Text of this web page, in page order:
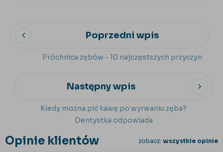
Poprzedni wpis
Próchnica zębów - 10 najczęstszych przyczyn
Następny wpis
Kiedy można pić kawę po wyrwaniu zęba?
Dentystka odpowiada
Opinie klientów zobacz: wszystkie opinie